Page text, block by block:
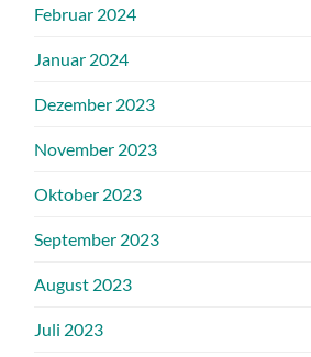
Februar 2024
Januar 2024
Dezember 2023
November 2023
Oktober 2023
September 2023
August 2023
Juli 2023